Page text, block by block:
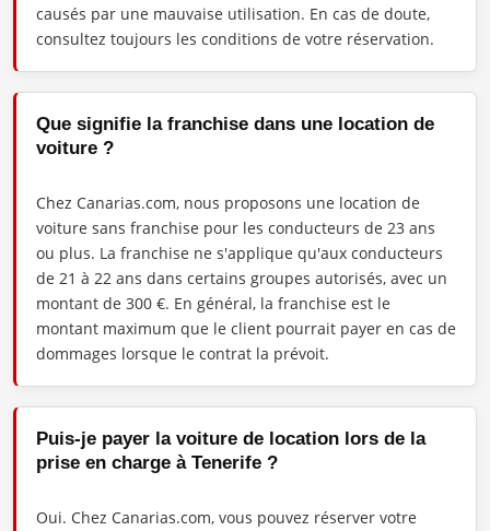
causés par une mauvaise utilisation. En cas de doute,
consultez toujours les conditions de votre réservation.
Que signifie la franchise dans une location de
voiture ?
Chez Canarias.com, nous proposons une location de
voiture sans franchise pour les conducteurs de 23 ans
ou plus. La franchise ne s'applique qu'aux conducteurs
de 21 à 22 ans dans certains groupes autorisés, avec un
montant de 300 €. En général, la franchise est le
montant maximum que le client pourrait payer en cas de
dommages lorsque le contrat la prévoit.
Puis-je payer la voiture de location lors de la
prise en charge à Tenerife ?
Oui. Chez Canarias.com, vous pouvez réserver votre